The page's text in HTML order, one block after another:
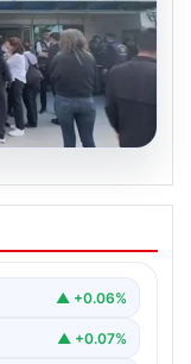
12
▲ +0.06%
▲ +0.07%